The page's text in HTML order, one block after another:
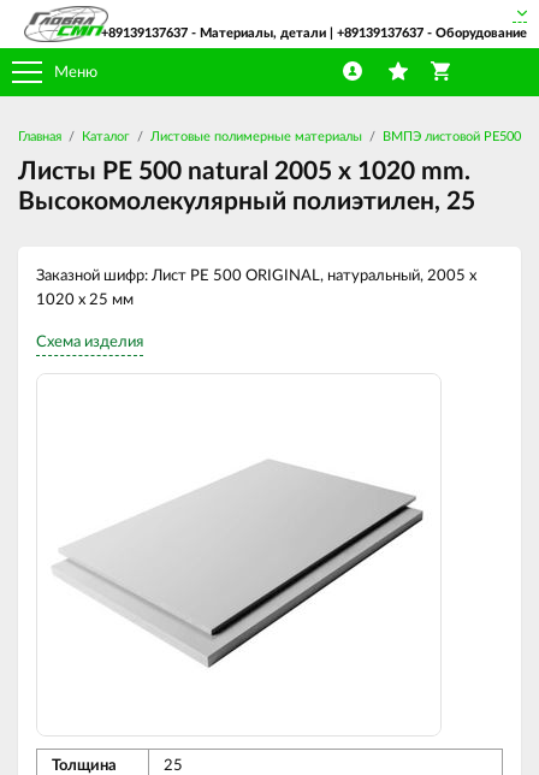
Меню
+89139137637 - Материалы, детали | +89139137637 - Оборудование
Главная Каталог Листовые полимерные материалы ВМПЭ листовой PE500
Листы PE 500 natural 2005 х 1020 mm.
Высокомолекулярный полиэтилен, 25
Заказной шифр: Лист PE 500 ORIGINAL, натуральный, 2005 x
1020 x 25 мм
Схема изделия
Толщина 25